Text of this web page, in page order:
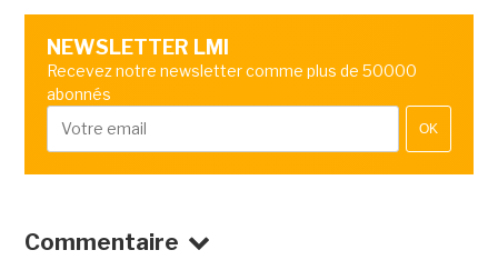
NEWSLETTER LMI
Recevez notre newsletter comme plus de 50000
abonnés
OK
Commentaire